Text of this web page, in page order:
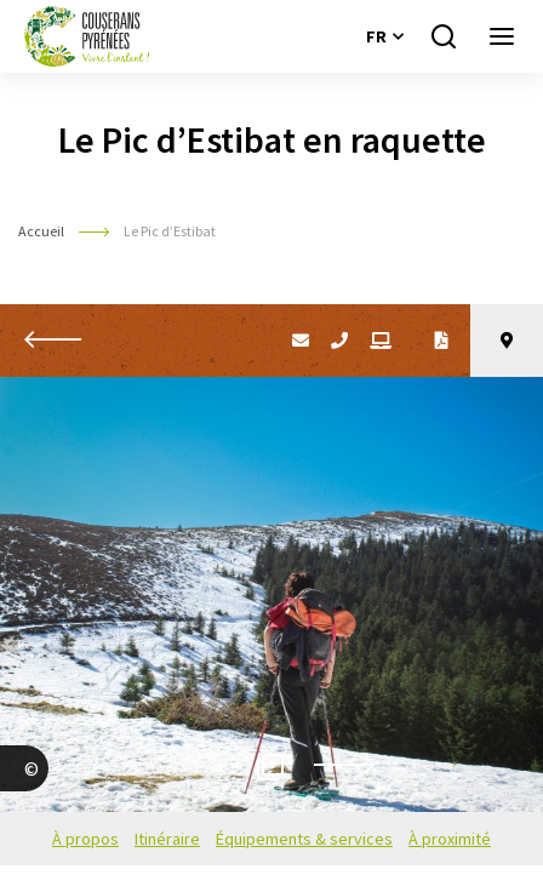
FR
Je
Le Pic d’Estibat en raquette
Accueil Le Pic d’Estibat
Retour
Maritchu Saint-Pé--Téqui 3
À propos Itinéraire Équipements & services À proximité